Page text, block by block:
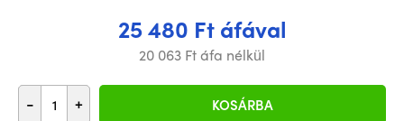
25 480 Ft áfával
20 063 Ft áfa nélkül
- + KOSÁRBA